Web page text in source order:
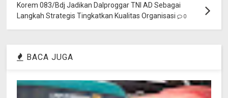
Korem 083/Bdj Jadikan Dalproggar TNI AD Sebagai
Langkah Strategis Tingkatkan Kualitas Organisasi
0
BACA JUGA